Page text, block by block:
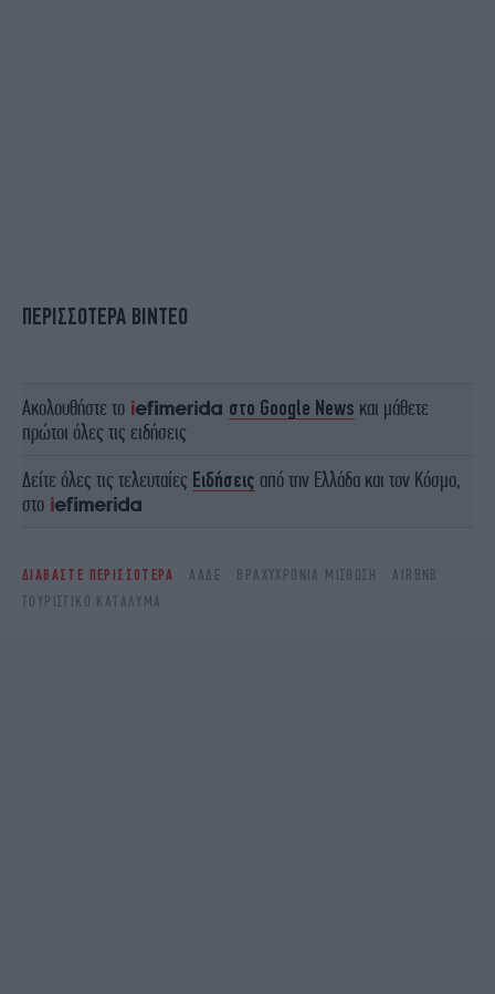
ΠΕΡΙΣΣΟΤΕΡΑ ΒΙΝΤΕΟ
Ακολουθήστε το στο Google News και μάθετε
πρώτοι όλες τις ειδήσεις
Δείτε όλες τις τελευταίες Ειδήσεις από την Ελλάδα και τον Κόσμο,
στο
ΔΙΑΒΑΣΤΕ ΠΕΡΙΣΣΟΤΕΡΑ ΑΑΔΕ ΒΡΑΧΥΧΡΌΝΙΑ ΜΊΣΘΩΣΗ
AIRBNB
ΤΟΥΡΙΣΤΙΚΌ ΚΑΤΆΛΥΜΑ